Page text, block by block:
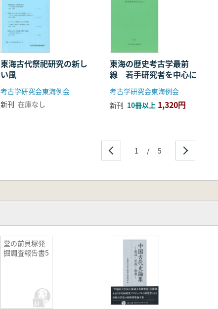
東海古代祭祀研究の新し
い風
考古学研究会東海例会
新刊 在庫なし
東海の歴史考古学最前
線 若手研究者を中心に
考古学研究会東海例会
新刊 10冊以上 1,320円
1 / 5
堂の前貝塚発
掘調査報告書5